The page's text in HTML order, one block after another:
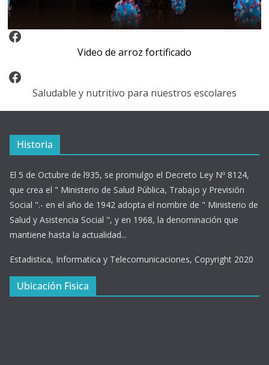
Video Arroz Fortificado
Video de arroz fortificado
Facebook
Saludable y nutritivo para nuestros escolares
Historia
El 5 de Octubre de l935, se promulgo el Decreto Ley Nº 8124,
que crea el " Ministerio de Salud Pública, Trabajo y Previsión
Social ".- en el año de 1942 adopta el nombre de " Ministerio de
Salud y Asistencia Social ", y en 1968, la denominación que
mantiene hasta la actualidad...
Estadistica, Informatica y Telecomunicaciones, Copyright 2020
Ubicación Fisica